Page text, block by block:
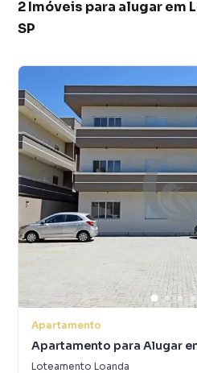
2 Imóveis para alugar em
SP
Apartamento
Apartamento para Alugar
Loteamento Loanda